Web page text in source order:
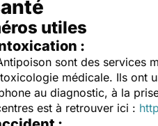
utiles
:
sont des services
médicale. Ils ont
au diagnostic, à la
est à retrouver ici :